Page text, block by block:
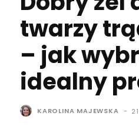
twarzy
– jak
idealny
KAROLINA MAJEWSKA -